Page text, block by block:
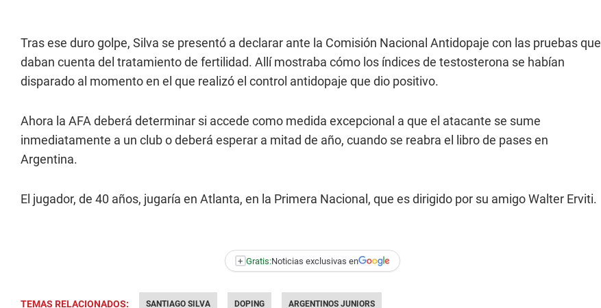
Tras ese duro golpe, Silva se presentó a declarar ante la Comisión Nacional Antidopaje con las pruebas que
daban cuenta del tratamiento de fertilidad. Allí mostraba cómo los índices de testosterona se habían
disparado al momento en el que realizó el control antidopaje que dio positivo.
Ahora la AFA deberá determinar si accede como medida excepcional a que el atacante se sume
inmediatamente a un club o deberá esperar a mitad de año, cuando se reabra el libro de pases en
Argentina.
El jugador, de 40 años, jugaría en Atlanta, en la Primera Nacional, que es dirigido por su amigo Walter Erviti.
+ Gratis:Noticias exclusivas en
TEMAS RELACIONADOS: SANTIAGO SILVA DOPING ARGENTINOS JUNIORS